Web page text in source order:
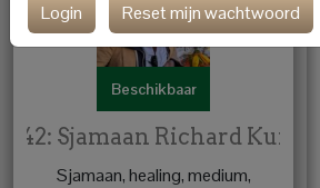
Beschikbaar
42: Sjamaan Richard Kuntraj
Sjamaan, healing, medium,
Login Reset mijn wachtwoord